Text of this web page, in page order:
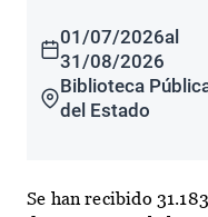
01/07/2026al
31/08/2026
Biblioteca
del Estado
Se han recibido